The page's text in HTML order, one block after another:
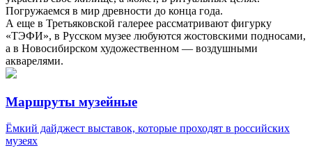
Погружаемся в мир древности до конца года.
А еще в Третьяковской галерее рассматривают фигурку
«ТЭФИ», в Русском музее любуются жостовскими подносами,
а в Новосибирском художественном — воздушными
акварелями.
Маршруты музейные
Ёмкий дайджест выставок, которые проходят в российских
музеях